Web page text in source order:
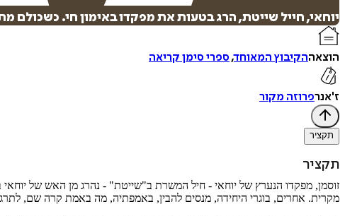
יוחאי, חייל שייטת, הרג בטעות את מפקדו באימון חי.
הוצאההקיבוץ המאוחד,ספרי סימן קריאה
ז'אנרפרוזה מקור
תקציר
תקציר
זוסמן, מפקדו הנערץ של יוחאי - חיל המשרת ב"שייטת" - נהרג מן האש של
מקרית. אחרים, בוגרי היחידה, מנסים להבין, באמפתיה, מה באמת קרה שם,